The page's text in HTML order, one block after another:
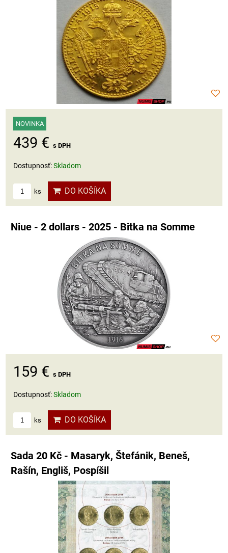
NOVINKA
439 € s DPH
Dostupnosť:Skladom
ks DO KOŠÍKA
Niue - 2 dollars - 2025 - Bitka na Somme
159 € s DPH
Dostupnosť:Skladom
ks DO KOŠÍKA
Sada 20 Kč - Masaryk, Štefánik, Beneš,
Rašín, Engliš, Pospíšil